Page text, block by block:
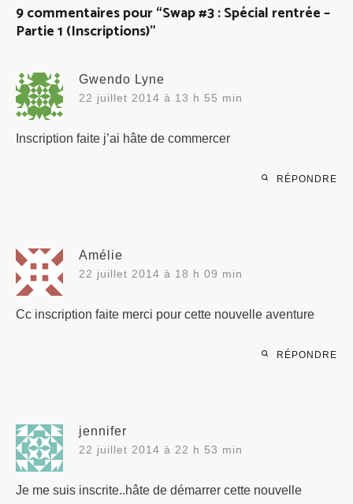
9 commentaires pour “Swap #3 : Spécial rentrée –
Partie 1 (Inscriptions)”
Gwendo Lyne
22 juillet 2014 à 13 h 55 min
Inscription faite j’ai hâte de commercer
RÉPONDRE
Amélie
22 juillet 2014 à 18 h 09 min
Cc inscription faite merci pour cette nouvelle aventure
RÉPONDRE
jennifer
22 juillet 2014 à 22 h 53 min
Je me suis inscrite..hâte de démarrer cette nouvelle